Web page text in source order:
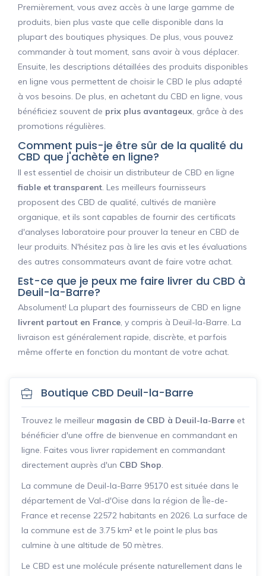
Boutique CBD Deuil-la-Barre
Trouvez le meilleur magasin de CBD à Deuil-la-Barre et
bénéficier d'une offre de bienvenue en commandant en
ligne. Faites vous livrer rapidement en commandant
directement auprès d'un CBD Shop.
La commune de Deuil-la-Barre 95170 est située dans le
département de Val-d'Oise dans la région de Île-de-
France et recense 22572 habitants en 2026. La surface de
la commune est de 3.75 km² et le point le plus bas
culmine à une altitude de 50 mètres.
Le CBD est une molécule présente naturellement dans le
Premièrement, vous avez accès à une large gamme de
produits, bien plus vaste que celle disponible dans la
plupart des boutiques physiques. De plus, vous pouvez
commander à tout moment, sans avoir à vous déplacer.
Ensuite, les descriptions détaillées des produits disponibles
en ligne vous permettent de choisir le CBD le plus adapté
à vos besoins. De plus, en achetant du CBD en ligne, vous
bénéficiez souvent de prix plus avantageux, grâce à des
promotions régulières.
Comment puis-je être sûr de la qualité du
CBD que j'achète en ligne?
Il est essentiel de choisir un distributeur de CBD en ligne
fiable et transparent . Les meilleurs fournisseurs
proposent des CBD de qualité, cultivés de manière
organique, et ils sont capables de fournir des certificats
d'analyses laboratoire pour prouver la teneur en CBD de
leur produits. N'hésitez pas à lire les avis et les évaluations
des autres consommateurs avant de faire votre achat.
Est-ce que je peux me faire livrer du CBD à
Deuil-la-Barre?
Absolument! La plupart des fournisseurs de CBD en ligne
livrent partout en France, y compris à Deuil-la-Barre. La
livraison est généralement rapide, discrète, et parfois
même offerte en fonction du montant de votre achat.